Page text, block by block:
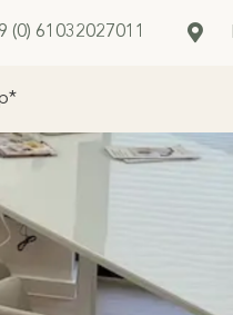
(0) 61032027011